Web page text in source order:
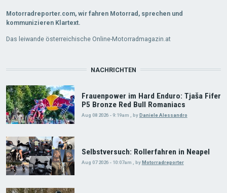
Motorradreporter.com, wir fahren Motorrad, sprechen und
kommunizieren Klartext.
Das leiwande österreichische Online-Motorradmagazin.at
NACHRICHTEN
Frauenpower im Hard Enduro: Tjaša Fifer
P5 Bronze Red Bull Romaniacs
Aug 08 2026 - 9:19am , by Daniele Alessandro
Selbstversuch: Rollerfahren in Neapel
Aug 07 2026 - 10:07am byMotorradreporter